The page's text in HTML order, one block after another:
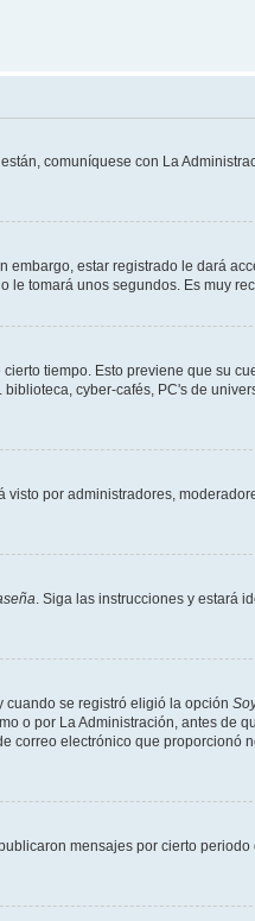
comuníquese con La
estar registrado le dará
tomará unos segundos. Es muy
tiempo. Esto previene que su
cyber-cafés, PC's de
visto por administradores,
. Siga las instrucciones y estará
cuando se registró eligió la opción
o por La Administración, antes de
correo electrónico que proporcionó
mensajes por cierto